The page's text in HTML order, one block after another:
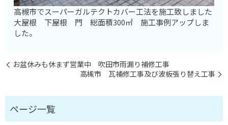
高槻市でスーパーガルテクトカバー工法を施工致しました
大屋根 下屋根 門 総面積300㎡ 施工事例アップしま
した。
お盆休みも休まず営業中 吹田市雨漏り補修工事
高槻市 瓦補修工事及び波板張り替え工事